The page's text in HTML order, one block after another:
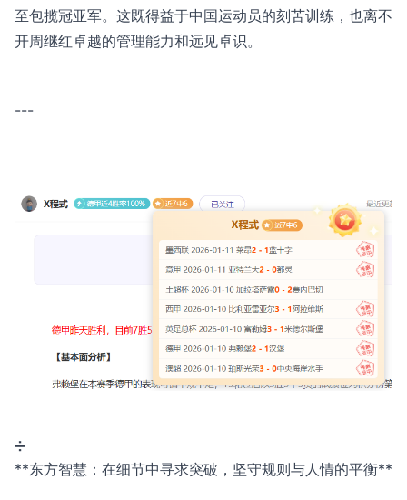
至包揽冠亚军。这既得益于中国运动员的刻苦训练，也离不
开周继红卓越的管理能力和远见卓识。
---
➗
**东方智慧：在细节中寻求突破，坚守规则与人情的平衡**